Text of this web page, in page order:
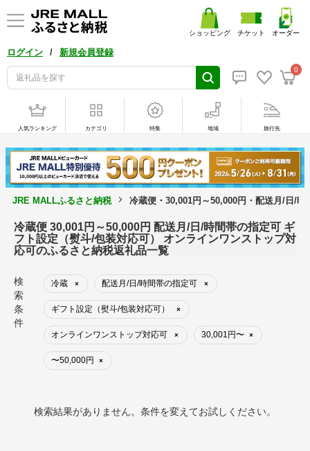
ログイン / 新規会員登録
0
ショッピング チケット オーダー
人気ランキング カテゴリ 特集 地域 旅行先
JRE MALLふるさと納税 冷蔵便・30,001円～50,000円・配送月/日/
冷蔵便 30,001円～50,000円 配送月/日/時間帯の指定可 ギ
フト設定（熨斗/包装対応可） オンラインワンストップ対
応可のふるさと納税返礼品一覧
検
索
条
件
冷蔵 × 配送月/日/時間帯の指定可 ×
ギフト設定（熨斗/包装対応可） ×
オンラインワンストップ対応可 × 30,001円〜 ×
〜50,000円 ×
検索結果がありません。条件を変えてお試しください。